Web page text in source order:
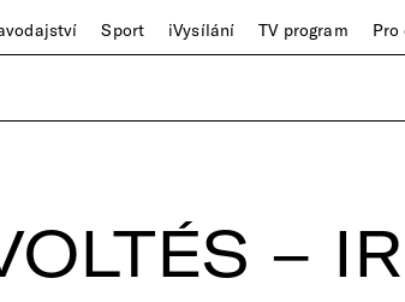
Sport iVysílání TV program Pro
–